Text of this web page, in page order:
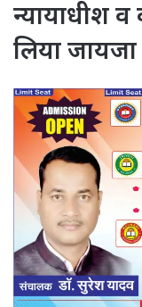
न्यायाधीश
लिया जायजा